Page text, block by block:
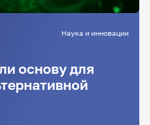
Наука и инновации
основу для